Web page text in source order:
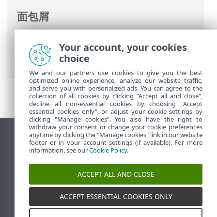
面包屑
ESET PROTECT>ESET PROTECT 主菜单>
任务>服务器任务
查看桌面站点
End of Life
ESET 知识库
ESET Status Portal
Your account, your cookies
choice
We and our partners use cookies to give you the best
optimized online experience, analyze our website traffic,
and serve you with personalized ads. You can agree to the
collection of all cookies by clicking "Accept all and close",
decline all non-essential cookies by choosing "Accept
essential cookies only", or adjust your cookie settings by
clicking "Manage cookies". You also have the right to
withdraw your consent or change your cookie preferences
anytime by clicking the "Manage cookies" link in our website
footer or in your account settings (if available). For more
information, see ourCookie Policy.
ACCEPT ALL AND CLOSE
ACCEPT ESSENTIAL COOKIES ONLY